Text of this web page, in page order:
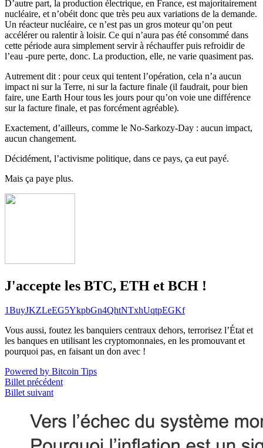
D’autre part, la production électrique, en France, est majoritairement
nucléaire, et n’obéit donc que très peu aux variations de la demande.
Un réacteur nucléaire, ce n’est pas un gros moteur qu’on peut
accélérer ou ralentir à loisir. Ce qui n’aura pas été consommé dans
cette période aura simplement servir à réchauffer puis refroidir de
l’eau -pure perte, donc. La production, elle, ne varie quasiment pas.
Autrement dit : pour ceux qui tentent l’opération, cela n’a aucun
impact ni sur la Terre, ni sur la facture finale (il faudrait, pour bien
faire, une Earth Hour tous les jours pour qu’on voie une différence
sur la facture finale, et pas forcément agréable).
Exactement, d’ailleurs, comme le No-Sarkozy-Day : aucun impact,
aucun changement.
Décidément, l’activisme politique, dans ce pays, ça eut payé.
Mais ça paye plus.
J'accepte les BTC, ETH et BCH !
1BuyJKZLeEG5YkpbGn4QhtNTxhUqtpEGKf
Vous aussi, foutez les banquiers centraux dehors, terrorisez l’État et
les banques en utilisant les cryptomonnaies, en les promouvant et
pourquoi pas, en faisant un don avec !
Powered by Bitcoin Tips
Billet précédent
Billet suivant